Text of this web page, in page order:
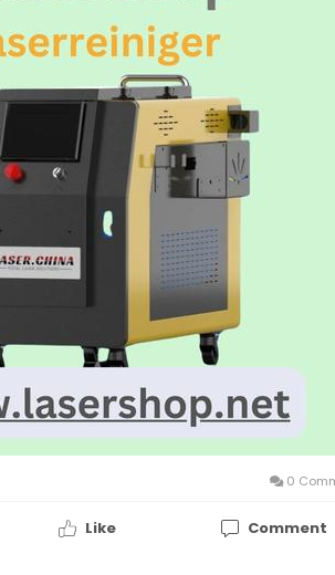
,#Rostentfernung
0
Like
Comment